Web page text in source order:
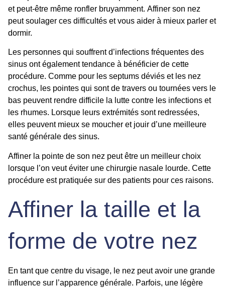
et peut-être même ronfler bruyamment. Affiner son nez
peut soulager ces difficultés et vous aider à mieux parler et
dormir.
Les personnes qui souffrent d’infections fréquentes des
sinus ont également tendance à bénéficier de cette
procédure. Comme pour les septums déviés et les nez
crochus, les pointes qui sont de travers ou tournées vers le
bas peuvent rendre difficile la lutte contre les infections et
les rhumes. Lorsque leurs extrémités sont redressées,
elles peuvent mieux se moucher et jouir d’une meilleure
santé générale des sinus.
Affiner la pointe de son nez peut être un meilleur choix
lorsque l’on veut éviter une chirurgie nasale lourde. Cette
procédure est pratiquée sur des patients pour ces raisons.
Affiner la taille et la
forme de votre nez
En tant que centre du visage, le nez peut avoir une grande
influence sur l’apparence générale. Parfois, une légère